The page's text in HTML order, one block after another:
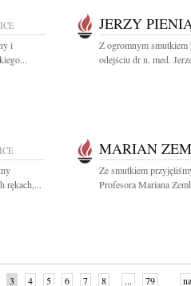
i
JERZY
Z ogromnym
odejściu dr n. med.
rękach,...
MARIAN
Ze smutkiem
Profesora Mariana
3 4 5 6 7 8 ... 79